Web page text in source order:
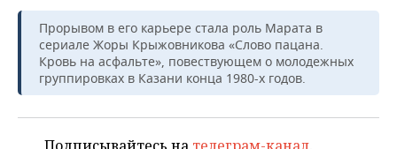
ОПК
ЭНЕРГЕТИКА
УСЛУГИ
МЕДИА
ТЕЛЕКОММУНИКАЦИИ
ВЫЕЗДНАЯ РЕДАКЦИЯ
БИЗНЕС-БРАНЧИ
ONLINE-КОНФЕРЕНЦИИ
НОВОСТИ СПОРТА
ФУТБОЛ
ХОККЕЙ
ОБЩЕСТВО
НОВОСТИ ОБЩЕСТВА
ВЛАСТЬ
ФОТОГАЛЕРЕЯ
Прорывом в его карьере стала роль Марата в
сериале Жоры Крыжовникова «Слово пацана.
Кровь на асфальте», повествующем о молодежных
группировках в Казани конца 1980-х годов.